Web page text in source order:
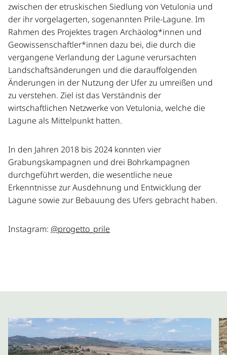
zwischen der etruskischen Siedlung von Vetulonia und
der ihr vorgelagerten, sogenannten Prile-Lagune. Im
Rahmen des Projektes tragen Archäolog*innen und
Geowissenschaftler*innen dazu bei, die durch die
vergangene Verlandung der Lagune verursachten
Landschaftsänderungen und die darauffolgenden
Änderungen in der Nutzung der Ufer zu umreißen und
zu verstehen. Ziel ist das Verständnis der
wirtschaftlichen Netzwerke von Vetulonia, welche die
Lagune als Mittelpunkt hatten.
In den Jahren 2018 bis 2024 konnten vier
Grabungskampagnen und drei Bohrkampagnen
durchgeführt werden, die wesentliche neue
Erkenntnisse zur Ausdehnung und Entwicklung der
Lagune sowie zur Bebauung des Ufers gebracht haben.
Instagram: @progetto_prile